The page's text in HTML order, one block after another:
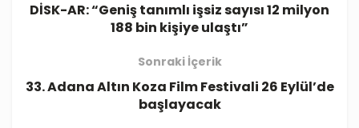
DİSK-AR: “Geniş tanımlı işsiz sayısı 12 milyon
188 bin kişiye ulaştı”
Sonraki İçerik
33. Adana Altın Koza Film Festivali 26 Eylül’de
başlayacak